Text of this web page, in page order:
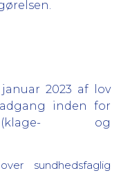
2023 af lov
inden for
(klage- og
sundhedsfaglig